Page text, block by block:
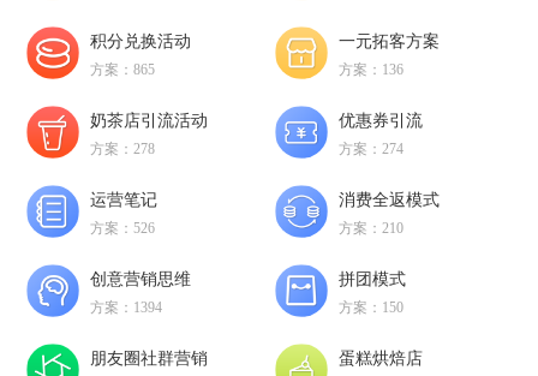
积分兑换活动
方案：865
一元拓客方案
方案：136
奶茶店引流活动
方案：278
优惠券引流
方案：274
运营笔记
方案：526
消费全返模式
方案：210
创意营销思维
方案：1394
拼团模式
方案：150
朋友圈社群营销 蛋糕烘焙店